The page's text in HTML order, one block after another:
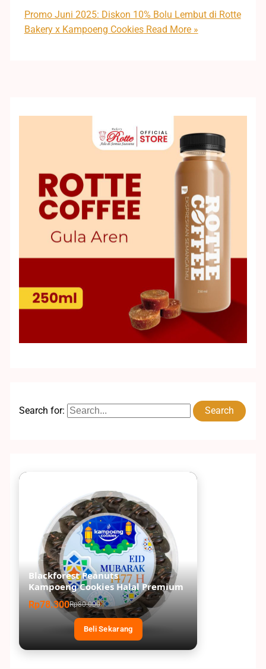
Promo Juni 2025: Diskon 10% Bolu Lembut di Rotte
Bakery x Kampoeng CookiesRead More »
Search for:
Blackforest Peanuts
Kampoeng Cookies Halal Premium
Rp78.300Rp80.000
Beli Sekarang